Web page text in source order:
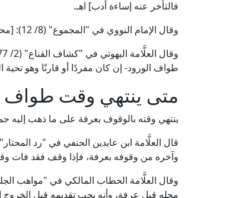
فالتأخر عنه إساءة أدب] اهـ.
وقال الإمام النووي في "المجموع" (8/ 12): [محل طواف القدوم: أول قدومه] اهـ.
طواف الورود- إن كان مفردًا أو قارنًا وهو تحية
متى ينتهي وقت طواف
ينتهي وقته بالوقوف بعرفة على ما ذهب إليه
وآخره من وقوفه بعرفة، فإذا وقف فقد فات
محله قبل عرفة، وأنه يجب تقديمه قبل الخروج